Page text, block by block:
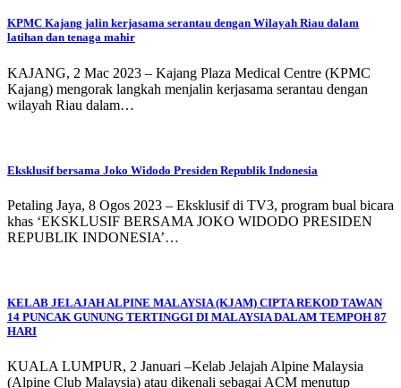
KPMC Kajang jalin kerjasama serantau dengan Wilayah Riau dalam
latihan dan tenaga mahir
KAJANG, 2 Mac 2023 – Kajang Plaza Medical Centre (KPMC
Kajang) mengorak langkah menjalin kerjasama serantau dengan
wilayah Riau dalam…
Eksklusif bersama Joko Widodo Presiden Republik Indonesia
Petaling Jaya, 8 Ogos 2023 – Eksklusif di TV3, program bual bicara
khas ‘EKSKLUSIF BERSAMA JOKO WIDODO PRESIDEN
REPUBLIK INDONESIA’…
KELAB JELAJAH ALPINE MALAYSIA (KJAM) CIPTA REKOD TAWAN
14 PUNCAK GUNUNG TERTINGGI DI MALAYSIA DALAM TEMPOH 87
HARI
KUALA LUMPUR, 2 Januari –Kelab Jelajah Alpine Malaysia
(Alpine Club Malaysia) atau dikenali sebagai ACM menutup